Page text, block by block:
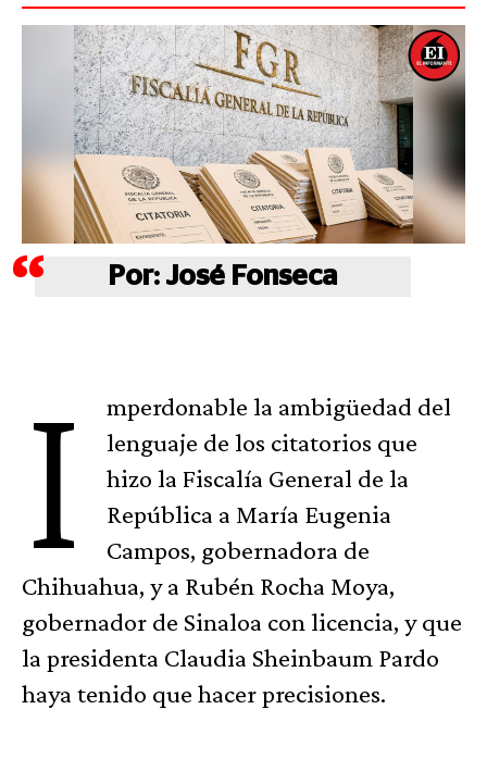
Por: José Fonseca
I
mperdonable la ambigüedad del
lenguaje de los citatorios que
hizo la Fiscalía General de la
República a María Eugenia
Campos, gobernadora de
Chihuahua, y a Rubén Rocha Moya,
gobernador de Sinaloa con licencia, y que
la presidenta Claudia Sheinbaum Pardo
haya tenido que hacer precisiones.